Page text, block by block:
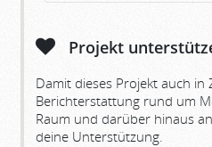
Projekt
Damit dieses Projekt auch
Berichterstattung rund um
Raum und darüber hinaus
deine Unterstützung.